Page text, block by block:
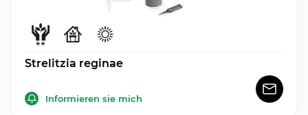
Strelitzia reginae
Informieren sie mich